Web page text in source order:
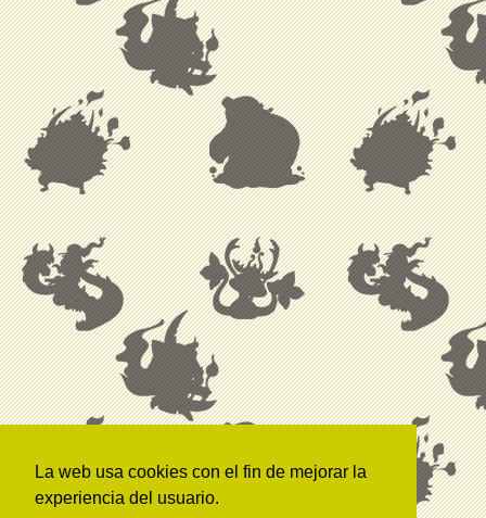
La web usa cookies con el fin de mejorar la
experiencia del usuario.